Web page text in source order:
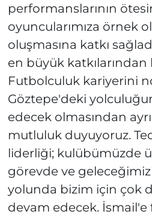
performanslarının
oyuncularımıza örnek
oluşmasına katkı
en büyük katkılarından
Futbolculuk kariyerini
Göztepe'deki
edecek olmasından
mutluluk duyuyoruz.
liderliği; kulübümüzde
görevde ve
yolunda bizim için çok
devam edecek.